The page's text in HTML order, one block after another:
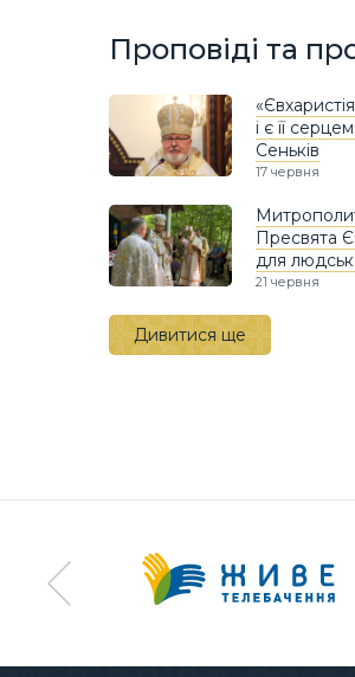
Проповіді та
і є її
Сеньків
17 червня
Пресвята
для
21 червня
Дивитися ще